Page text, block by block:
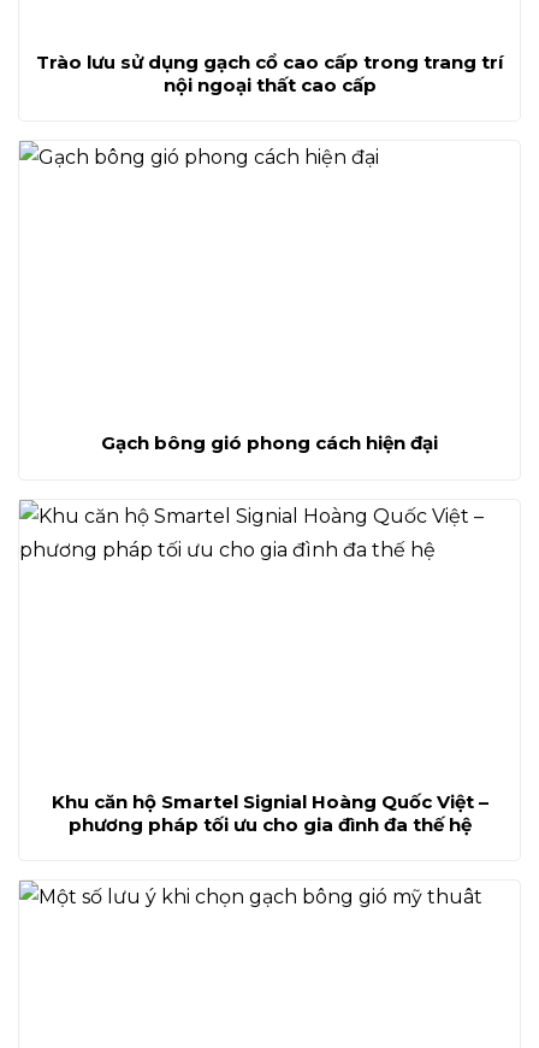
Trào lưu sử dụng gạch cổ cao cấp trong trang trí
nội ngoại thất cao cấp
Gạch bông gió phong cách hiện đại
Khu căn hộ Smartel Signial Hoàng Quốc Việt –
phương pháp tối ưu cho gia đình đa thế hệ